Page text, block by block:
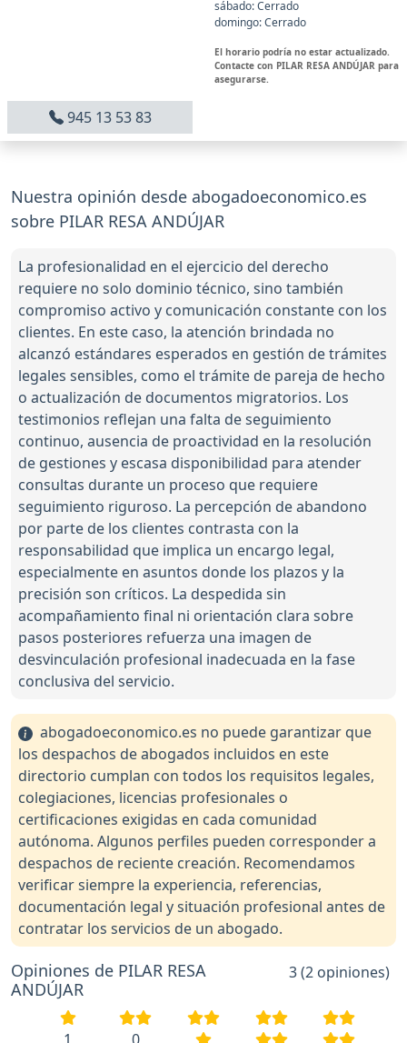
sábado: Cerrado
domingo: Cerrado
El horario podría no estar actualizado.
Contacte con PILAR RESA ANDÚJAR para
asegurarse.
945 13 53 83
Nuestra opinión desde abogadoeconomico.es
sobre PILAR RESA ANDÚJAR
La profesionalidad en el ejercicio del derecho
requiere no solo dominio técnico, sino también
compromiso activo y comunicación constante con los
clientes. En este caso, la atención brindada no
alcanzó estándares esperados en gestión de trámites
legales sensibles, como el trámite de pareja de hecho
o actualización de documentos migratorios. Los
testimonios reflejan una falta de seguimiento
continuo, ausencia de proactividad en la resolución
de gestiones y escasa disponibilidad para atender
consultas durante un proceso que requiere
seguimiento riguroso. La percepción de abandono
por parte de los clientes contrasta con la
responsabilidad que implica un encargo legal,
especialmente en asuntos donde los plazos y la
precisión son críticos. La despedida sin
acompañamiento final ni orientación clara sobre
pasos posteriores refuerza una imagen de
desvinculación profesional inadecuada en la fase
conclusiva del servicio.
abogadoeconomico.es no puede garantizar que
los despachos de abogados incluidos en este
directorio cumplan con todos los requisitos legales,
colegiaciones, licencias profesionales o
certificaciones exigidas en cada comunidad
autónoma. Algunos perfiles pueden corresponder a
despachos de reciente creación. Recomendamos
verificar siempre la experiencia, referencias,
documentación legal y situación profesional antes de
contratar los servicios de un abogado.
Opiniones de PILAR RESA
ANDÚJAR
3 (2 opiniones)